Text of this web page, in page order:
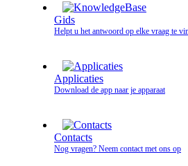
Gids
Helpt u het antwoord op elke vraag te
Applicaties
Download de app naar je apparaat
Contacts
Nog vragen? Neem contact met ons op